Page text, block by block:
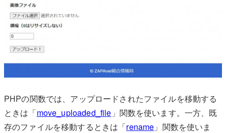
PHPの関数では、アップロードされたファイルを移動する
ときは「move_uploaded_file 」関数を使います。一方、既
存のファイルを移動するときは「rename 」関数を使いま